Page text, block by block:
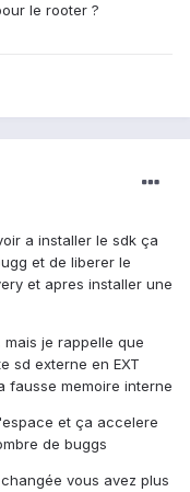
le rooter ?
a installer le sdk ça
et de liberer le
et apres installer une
je rappelle que
sd externe en EXT
fausse memoire interne
et ça accelere
de buggs
vous avez plus